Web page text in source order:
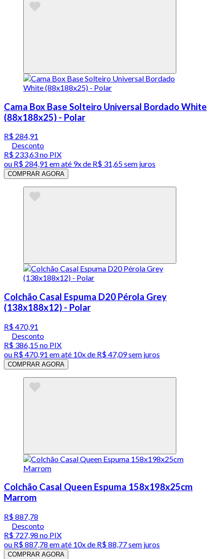
Cama Box Base Solteiro Universal Bordado White
(88x188x25) - Polar
R$ 284,91
Desconto
R$ 233,63no PIX
ou R$ 284,91 em até 9x de R$ 31,65 sem juros
COMPRAR AGORA
Colchão Casal Espuma D20 Pérola Grey
(138x188x12) - Polar
R$ 470,91
Desconto
R$ 386,15no PIX
ou R$ 470,91 em até 10x de R$ 47,09 sem juros
COMPRAR AGORA
Colchão Casal Queen Espuma 158x198x25cm
Marrom
R$ 887,78
Desconto
R$ 727,98 no PIX
ou R$ 887,78 em até 10x de R$ 88,77 sem juros
COMPRAR AGORA